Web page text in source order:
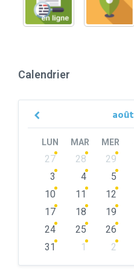
Calendrier
août
Previous
LUN MAR MER
Skip
calendar
27 28 29
3
4 5
10
11 12
17
18 19
24
25 26
31
1 2